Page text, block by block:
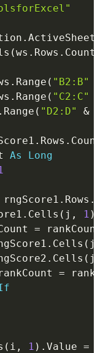
. ActiveSheet
(ws . Rows . Count
. Range ( "B2:B"
. Range ( "C2:C"
. Range ( "D2:D" &
. Rows . Count
As
Long
rngScore1 . Rows .
. Cells ( j , 1 )
=
. Cells ( j
. Cells ( j
=
( i , 1 ) . Value =